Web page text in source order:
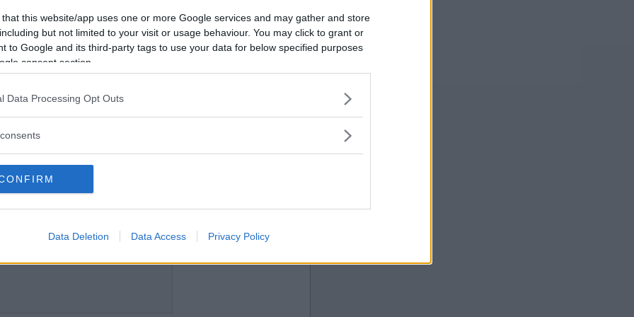
that this website/app uses one or more Google services and may gather and store
but not limited to your visit or usage behaviour. You may click to grant or
to Google and its third-party tags to use your data for below specified purposes
consent section.
Data Processing Opt Outs
Data Deletion Data Access Privacy Policy
Vill du bli
medlem?